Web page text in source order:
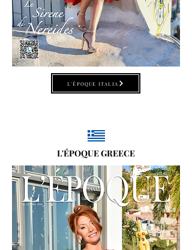
L'ÉPOQUE ITALIA
L'ÉPOQUE GREECE